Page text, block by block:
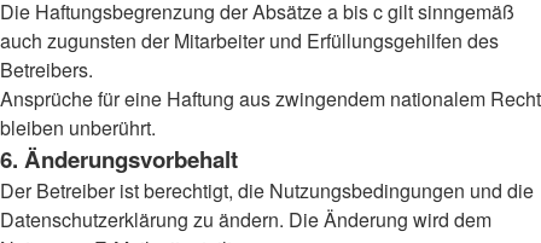
Die Haftungsbegrenzung der Absätze a bis c gilt sinngemäß
auch zugunsten der Mitarbeiter und Erfüllungsgehilfen des
Betreibers.
Ansprüche für eine Haftung aus zwingendem nationalem Recht
bleiben unberührt.
6. Änderungsvorbehalt
Der Betreiber ist berechtigt, die Nutzungsbedingungen und die
Datenschutzerklärung zu ändern. Die Änderung wird dem